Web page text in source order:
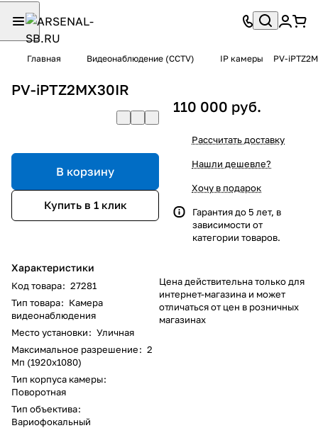
Главная Видеонаблюдение (CCTV) IP камеры PV-
PV-iPTZ2MX30IR
В корзину
Купить в 1 клик
Характеристики
Код товара: 27281
Тип товара: Камера
видеонаблюдения
Место установки: Уличная
Максимальное разрешение: 2
Мп (1920x1080)
Тип корпуса камеры:
Поворотная
Тип объектива:
Вариофокальный
110 000 руб.
Рассчитать доставку
Нашли дешевле?
Хочу в подарок
Гарантия до 5 лет, в
зависимости от
категории товаров.
Цена действительна только для
интернет-магазина и может
отличаться от цен в розничных
магазинах